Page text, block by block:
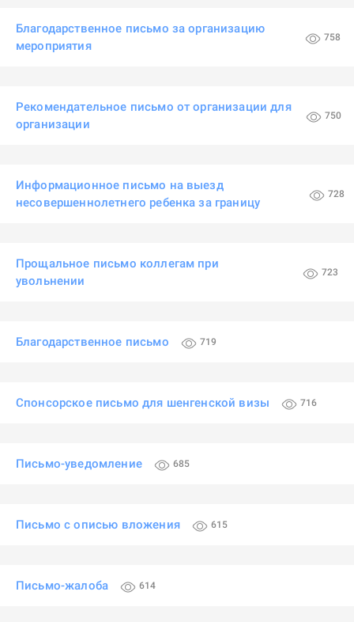
Благодарственное письмо за организацию
мероприятия
758
Рекомендательное письмо от организации для
организации
750
Информационное письмо на выезд
несовершеннолетнего ребенка за границу
728
Прощальное письмо коллегам при
увольнении
723
Благодарственное письмо 719
Спонсорское письмо для шенгенской визы 716
Письмо-уведомление 685
Письмо с описью вложения 615
Письмо-жалоба 614